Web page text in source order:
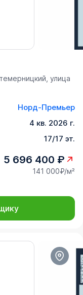
улица
Норд-Премьер
4 кв. 2026 г.
17/17 эт.
5 696 400 ₽
141 000₽/м²